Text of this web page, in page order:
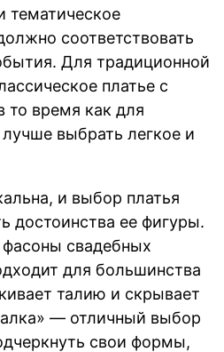
тематическое
соответствовать
Для традиционной
платье с
время как для
выбрать легкое и
и выбор платья
достоинства ее фигуры.
свадебных
для большинства
талию и скрывает
— отличный выбор
свои формы,